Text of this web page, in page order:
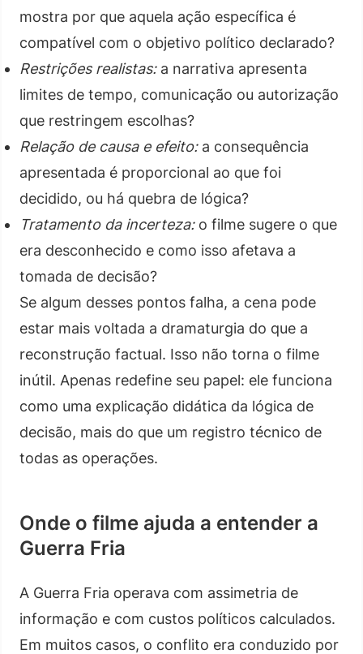
mostra por que aquela ação específica é
compatível com o objetivo político declarado?
Restrições realistas:a narrativa apresenta
limites de tempo, comunicação ou autorização
que restringem escolhas?
Relação de causa e efeito:a consequência
apresentada é proporcional ao que foi
decidido, ou há quebra de lógica?
Tratamento da incerteza:o filme sugere o que
era desconhecido e como isso afetava a
tomada de decisão?
Se algum desses pontos falha, a cena pode
estar mais voltada a dramaturgia do que a
reconstrução factual. Isso não torna o filme
inútil. Apenas redefine seu papel: ele funciona
como uma explicação didática da lógica de
decisão, mais do que um registro técnico de
todas as operações.
Onde o filme ajuda a entender a
Guerra Fria
A Guerra Fria operava com assimetria de
informação e com custos políticos calculados.
Em muitos casos, o conflito era conduzido por